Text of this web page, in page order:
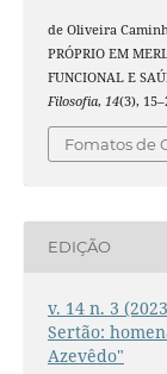
de Oliveira
PRÓPRIO EM
FUNCIONAL E
Filosofia, 14(3),
Fomatos de
EDIÇÃO
v. 14 n. 3
Sertão:
Azevêdo"